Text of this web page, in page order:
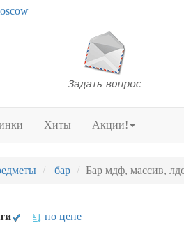
Хиты Акции!
бар Бар мдф, массив,
по цене